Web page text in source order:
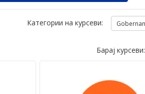
Категории на курсеви:
Барај курсеви: